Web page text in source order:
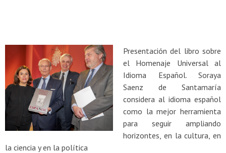
Presentación del libro sobre
el Homenaje Universal al
Idioma Español. Soraya
Saenz de Santamaría
considera al idioma español
como la mejor herramienta
para seguir ampliando
horizontes, en la cultura, en
la ciencia y en la política